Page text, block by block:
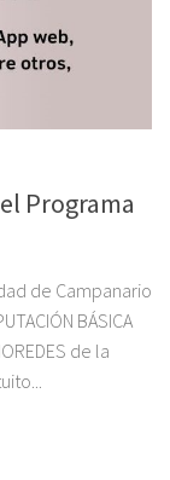
Programa
de Campanario
BÁSICA
de la